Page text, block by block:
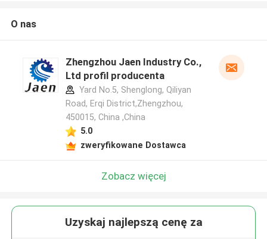
O nas
Zhengzhou Jaen Industry Co.,
Ltd profil producenta
Yard No.5, Shenglong, Qiliyan
Road, Erqi District,Zhengzhou,
450015, China ,China
5.0
zweryfikowane Dostawca
Zobacz więcej
Uzyskaj najlepszą cenę za